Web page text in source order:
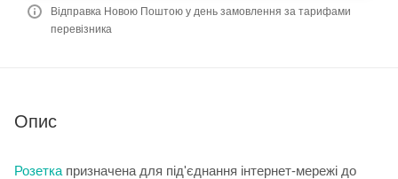
Відправка Новою Поштою у день замовлення за тарифами
перевізника
Опис
Розетка призначена для під'єднання інтернет-мережі до